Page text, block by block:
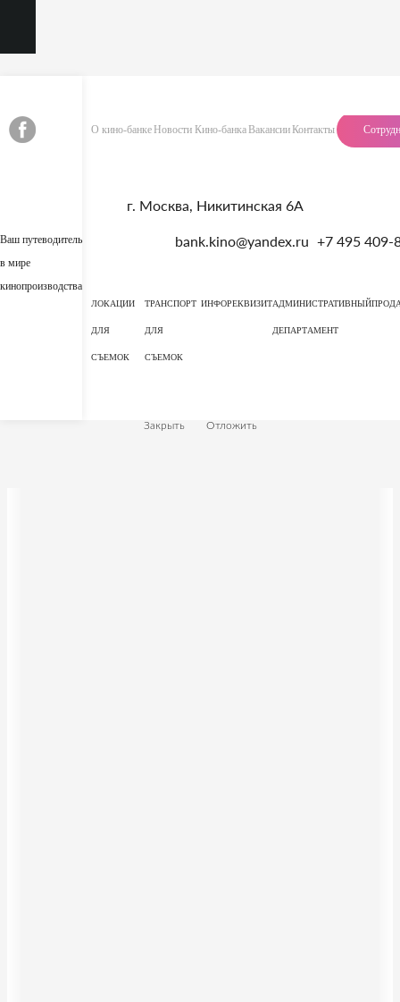
Ваш путеводитель
в мире
кинопроизводства
О кино-банкеНовости Кино-банкаВакансииКонтакты
г. Москва, Никитинская 6А
bank.kino@yandex.ru +7 495 409-
ЛОКАЦИИ
ДЛЯ
СЪЕМОК
ТРАНСПОРТ
ДЛЯ
СЪЕМОК
ИНФОРЕКВИЗИТАДМИНИСТРАТИВНЫЙ
ДЕПАРТАМЕНТ
0
Современные
Современный двухэтажный дом
Современный двухэтажный дом
Закрыть Отложить